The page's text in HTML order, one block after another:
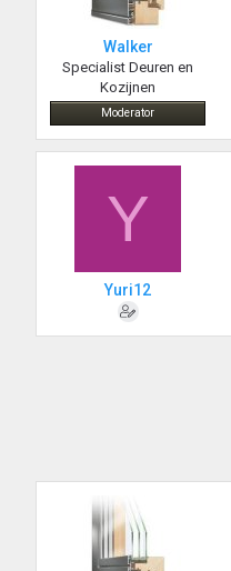
Walker
Specialist Deuren en
Kozijnen
Moderator
Y
Yuri12